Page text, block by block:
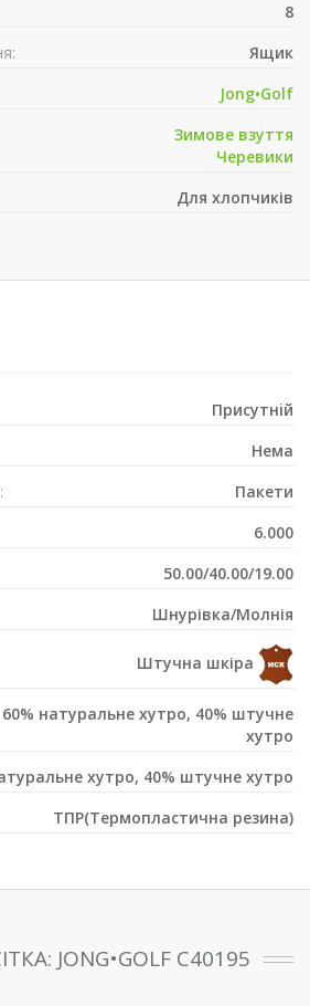
8
Ящик
Jong•Golf
Зимове взуття
Черевики
Для хлопчиків
Присутнiй
Нема
Пакети
6.000
50.00/40.00/19.00
Шнурівка/Mолнія
Штучна шкіра
60% натуральне хутро, 40% штучне
хутро
хутро, 40% штучне хутро
ТПР(Термопластична резина)
JONG•GOLF C40195